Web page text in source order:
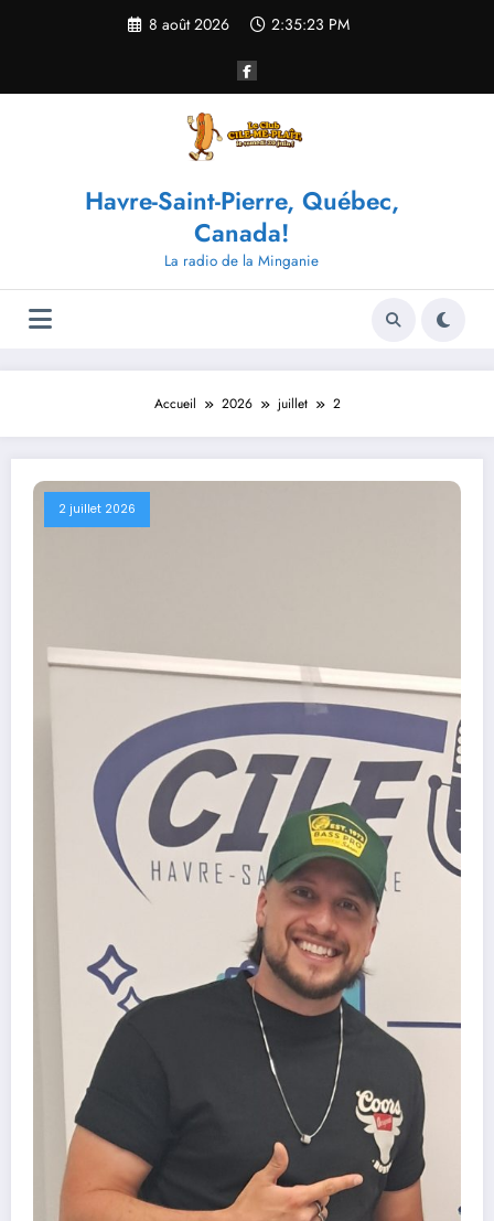
8 août 2026 2:35:24 PM
Havre-Saint-Pierre, Québec,
Canada!
La radio de la Minganie
Accueil 2026 juillet 2
2 juillet 2026